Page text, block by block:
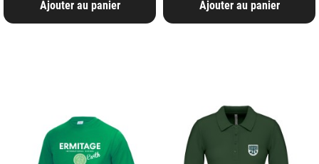
Ajouter au panier Ajouter au panier